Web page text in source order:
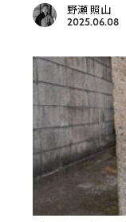
野瀬 照山
2025.06.08